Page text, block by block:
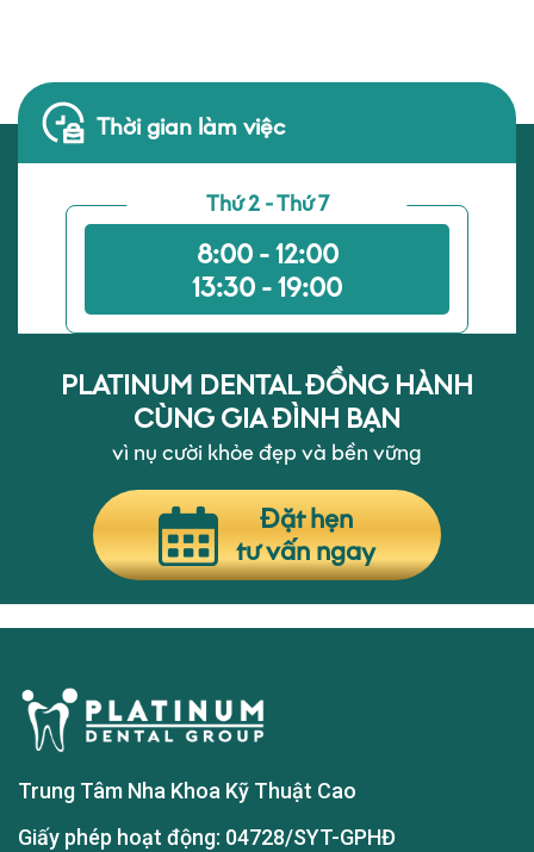
Thời gian làm việc
Thứ 2 - Thứ 7
8:00 - 12:00
13:30 - 19:00
PLATINUM DENTAL ĐỒNG HÀNH
CÙNG GIA ĐÌNH BẠN
vì nụ cười khỏe đẹp và bền vững
Đặt hẹn
tư vấn ngay
Trung Tâm Nha Khoa Kỹ Thuật Cao
Giấy phép hoạt động: 04728/SYT-GPHĐ